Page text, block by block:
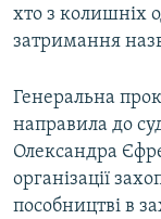
хто з колишніх
затримання
Генеральна
направила до
Олександра
організації
пособництві в